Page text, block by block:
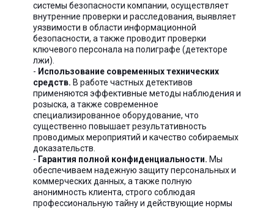
системы безопасности компании, осуществляет
внутренние проверки и расследования, выявляет
уязвимости в области информационной
безопасности, а также проводит проверки
ключевого персонала на полиграфе (детекторе
лжи).
- Использование современных технических
средств. В работе частных детективов
применяются эффективные методы наблюдения и
розыска, а также современное
специализированное оборудование, что
существенно повышает результативность
проводимых мероприятий и качество собираемых
доказательств.
- Гарантия полной конфиденциальности. Мы
обеспечиваем надежную защиту персональных и
коммерческих данных, а также полную
анонимность клиента, строго соблюдая
профессиональную тайну и действующие нормы